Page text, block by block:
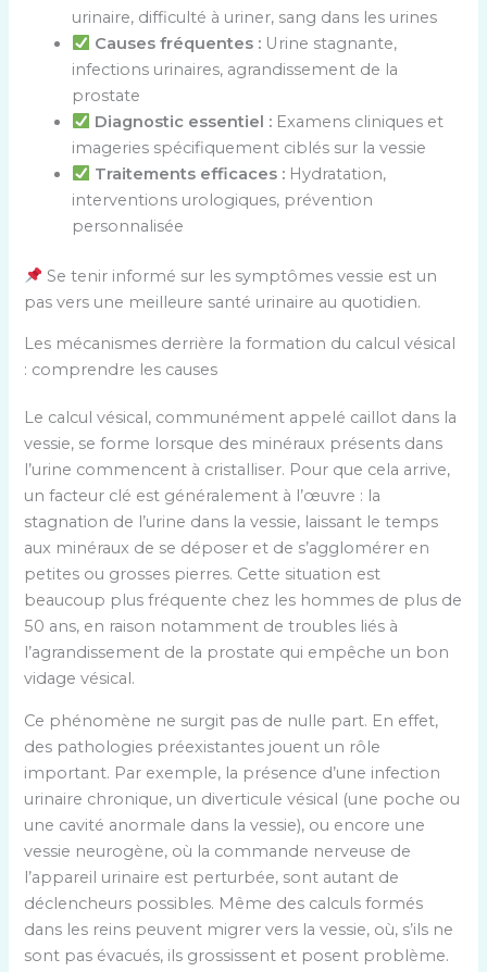
urinaire, difficulté à uriner, sang dans les urines
Causes fréquentes :Urine stagnante,
infections urinaires, agrandissement de la
prostate
Diagnostic essentiel :Examens cliniques et
imageries spécifiquement ciblés sur la vessie
Traitements efficaces :Hydratation,
interventions urologiques, prévention
personnalisée
Se tenir informé sur les symptômes vessie est un
pas vers une meilleure santé urinaire au quotidien.
Les mécanismes derrière la formation du calcul vésical
: comprendre les causes
Le calcul vésical, communément appelé caillot dans la
vessie, se forme lorsque des minéraux présents dans
l’urine commencent à cristalliser. Pour que cela arrive,
un facteur clé est généralement à l’œuvre : la
stagnation de l’urine dans la vessie, laissant le temps
aux minéraux de se déposer et de s’agglomérer en
petites ou grosses pierres. Cette situation est
beaucoup plus fréquente chez les hommes de plus de
50 ans, en raison notamment de troubles liés à
l’agrandissement de la prostate qui empêche un bon
vidage vésical.
Ce phénomène ne surgit pas de nulle part. En effet,
des pathologies préexistantes jouent un rôle
important. Par exemple, la présence d’une infection
urinaire chronique, un diverticule vésical (une poche ou
une cavité anormale dans la vessie), ou encore une
vessie neurogène, où la commande nerveuse de
l’appareil urinaire est perturbée, sont autant de
déclencheurs possibles. Même des calculs formés
dans les reins peuvent migrer vers la vessie, où, s’ils ne
sont pas évacués, ils grossissent et posent problème.